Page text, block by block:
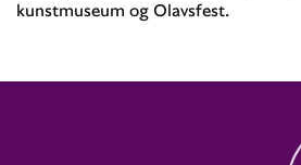
kunstmuseum og Olavsfest.